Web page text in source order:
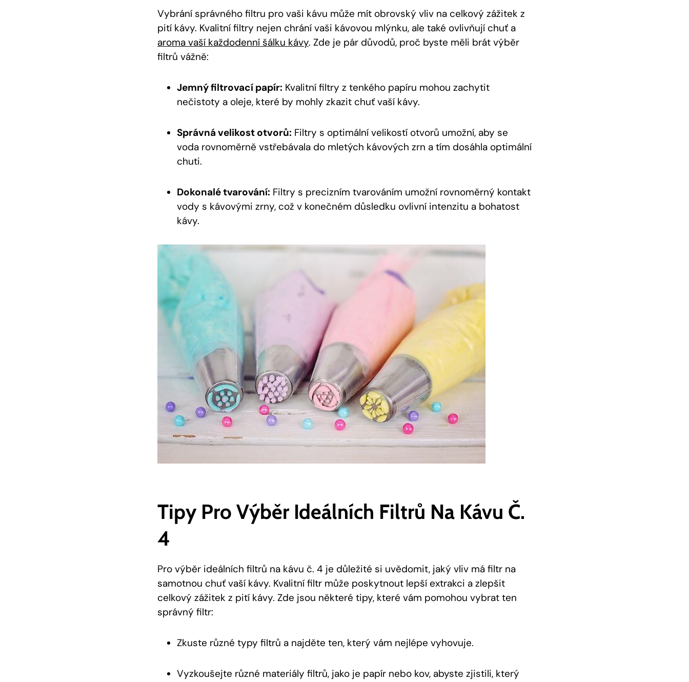
Vybrání správného filtru pro vaši kávu může mít obrovský vliv na celkový zážitek z
pití kávy. Kvalitní filtry nejen chrání vaši kávovou mlýnku, ale také ovlivňují chuť a
aroma vaší každodenní šálku kávy. Zde je pár důvodů, proč byste měli brát výběr
filtrů vážně:
Jemný filtrovací papír: Kvalitní filtry z tenkého papíru mohou zachytit
nečistoty a oleje, které by mohly zkazit chuť vaší kávy.
Správná velikost otvorů: Filtry s optimální velikostí otvorů umožní, aby se
voda rovnoměrně vstřebávala do mletých kávových zrn a tím dosáhla optimální
chuti.
Dokonalé tvarování: Filtry s precizním tvarováním umožní rovnoměrný kontakt
vody s kávovými zrny, což v konečném důsledku ovlivní intenzitu a bohatost
kávy.
Tipy Pro Výběr Ideálních Filtrů Na Kávu Č.
4
Pro výběr ideálních filtrů na kávu č. 4 je důležité si uvědomit, jaký vliv má filtr na
samotnou chuť vaší kávy. Kvalitní filtr může poskytnout lepší extrakci a zlepšit
celkový zážitek z pití kávy. Zde jsou některé tipy, které vám pomohou vybrat ten
správný filtr:
Zkuste různé typy filtrů a najděte ten, který vám nejlépe vyhovuje.
Vyzkoušejte různé materiály filtrů, jako je papír nebo kov, abyste zjistili, který